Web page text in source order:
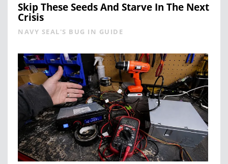
Skip These Seeds And Starve In The Next
Crisis
NAVY SEAL'S BUG IN GUIDE